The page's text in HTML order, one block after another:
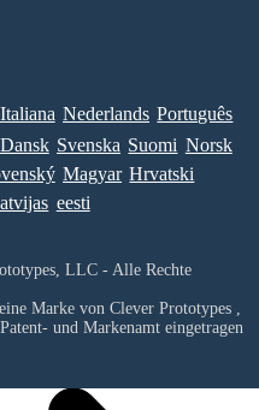
Italiana Nederlands Português
Dansk Svenska Suomi Norsk
Magyar Hrvatski
eesti
LLC - Alle Rechte
Marke von Clever Prototypes ,
und Markenamt eingetragen